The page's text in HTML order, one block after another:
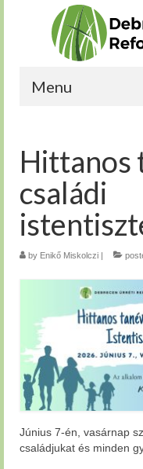
Menu
Bekapcsolódnék
Növekedni
Szolgálnék
Rólunk
Hittanos
családi
by Enikő Miskolczi |
Június 7-én, vasárnap
családjukat és minden